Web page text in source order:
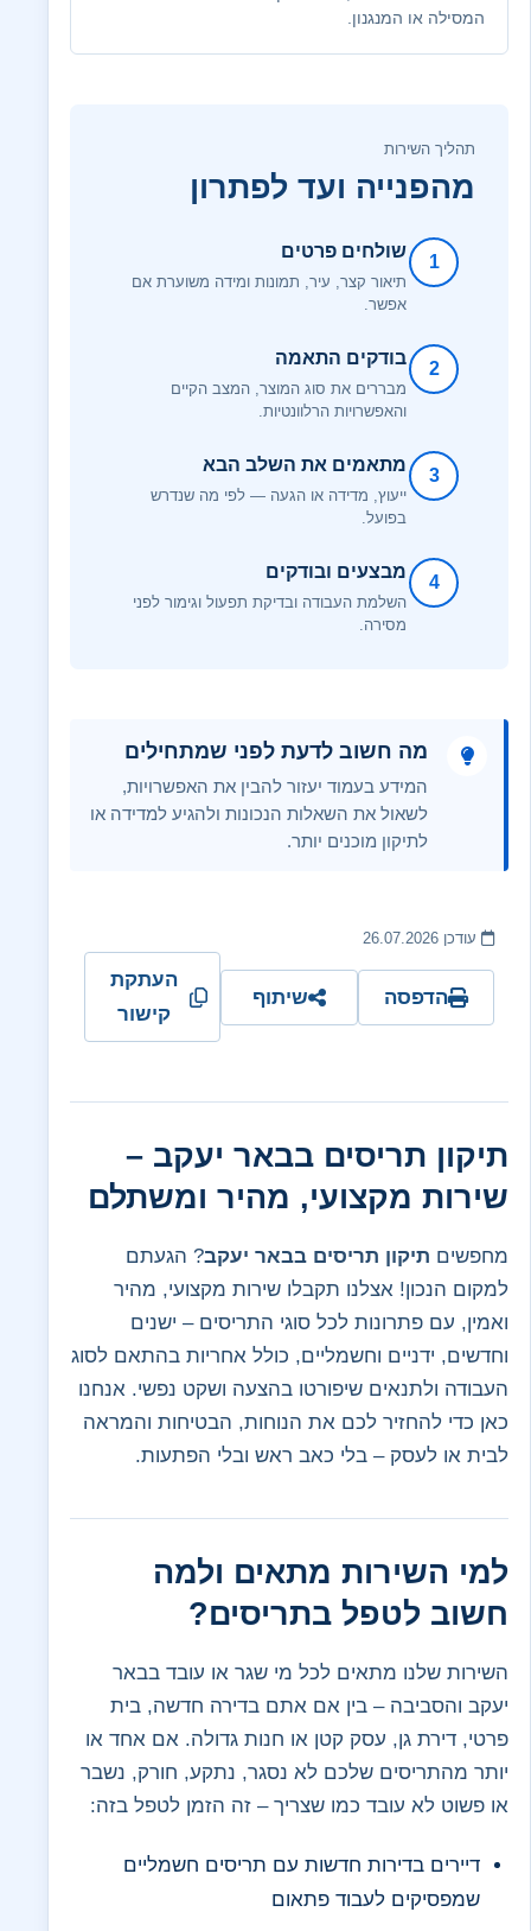
המסילה או המנגנון.
תהליך השירות
מהפנייה ועד לפתרון
1
שולחים פרטים
תיאור קצר, עיר, תמונות ומידה משוערת אם
אפשר.
2
בודקים התאמה
מבררים את סוג המוצר, המצב הקיים
והאפשרויות הרלוונטיות.
3
מתאמים את השלב הבא
ייעוץ, מדידה או הגעה — לפי מה שנדרש
בפועל.
4
מבצעים ובודקים
השלמת העבודה ובדיקת תפעול וגימור לפני
מסירה.
מה חשוב לדעת לפני שמתחילים
המידע בעמוד יעזור להבין את האפשרויות,
לשאול את השאלות הנכונות ולהגיע למדידה או
לתיקון מוכנים יותר.
עודכן 26.07.2026
הדפסה שיתוף
העתקת
קישור
תיקון תריסים בבאר יעקב –
שירות מקצועי, מהיר ומשתלם
מחפשים תיקון תריסים בבאר יעקב? הגעתם
למקום הנכון! אצלנו תקבלו שירות מקצועי, מהיר
ואמין, עם פתרונות לכל סוגי התריסים – ישנים
וחדשים, ידניים וחשמליים, כולל אחריות בהתאם לסוג
העבודה ולתנאים שיפורטו בהצעה ושקט נפשי. אנחנו
כאן כדי להחזיר לכם את הנוחות, הבטיחות והמראה
לבית או לעסק – בלי כאב ראש ובלי הפתעות.
למי השירות מתאים ולמה
חשוב לטפל בתריסים?
השירות שלנו מתאים לכל מי שגר או עובד בבאר
יעקב והסביבה – בין אם אתם בדירה חדשה, בית
פרטי, דירת גן, עסק קטן או חנות גדולה. אם אחד או
יותר מהתריסים שלכם לא נסגר, נתקע, חורק, נשבר
או פשוט לא עובד כמו שצריך – זה הזמן לטפל בזה:
דיירים בדירות חדשות עם תריסים חשמליים
שמפסיקים לעבוד פתאום